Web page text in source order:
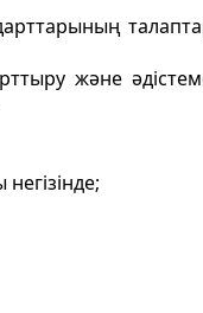
және